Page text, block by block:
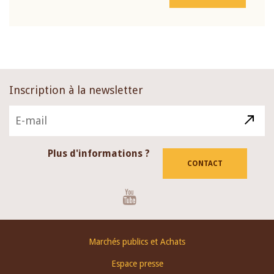
Inscription à la newsletter
Plus d'informations ?
CONTACT
Marchés publics et Achats
Espace presse